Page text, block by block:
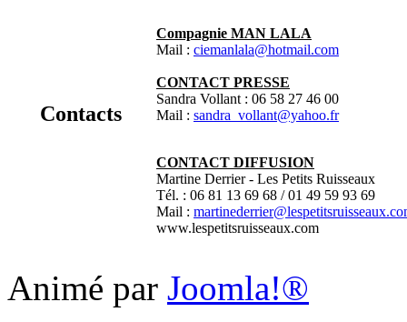
Contacts
Compagnie MAN LALA
Mail : ciemanlala@hotmail.com
CONTACT PRESSE
Sandra Vollant : 06 58 27 46 00
Mail : sandra_vollant@yahoo.fr
CONTACT DIFFUSION
Martine Derrier - Les Petits Ruisseaux
Tél. : 06 81 13 69 68 / 01 49 59 93 69
Mail :
www.lespetitsruisseaux.com
Animé par Joomla!®